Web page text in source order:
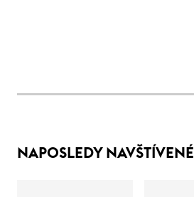
NAPOSLEDY NAVŠTÍVENÉ